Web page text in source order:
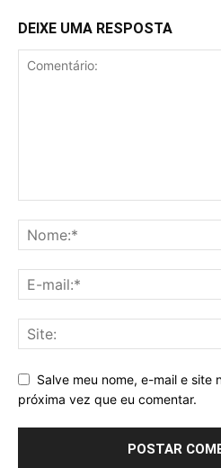
DEIXE UMA RESPOSTA
Salve meu nome, e-mail e site
próxima vez que eu comentar.